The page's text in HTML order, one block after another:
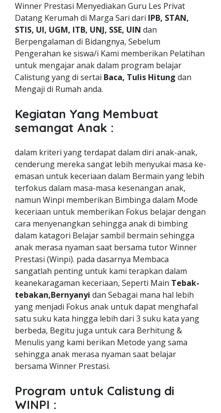
Winner Prestasi Menyediakan Guru Les Privat
Datang Kerumah di Marga Sari dari IPB, STAN,
STIS, UI, UGM, ITB, UNJ, SSE, UIN dan
Berpengalaman di Bidangnya, Sebelum
Pengerahan ke siswa/i Kami memberikan Pelatihan
untuk mengajar anak dalam program belajar
Calistung yang di sertai Baca, Tulis Hitung dan
Mengaji di Rumah anda.
Kegiatan Yang Membuat
semangat Anak :
dalam kriteri yang terdapat dalam diri anak-anak,
cenderung mereka sangat lebih menyukai masa ke-
emasan untuk keceriaan dalam Bermain yang lebih
terfokus dalam masa-masa kesenangan anak,
namun Winpi memberikan Bimbinga dalam Mode
keceriaan untuk memberikan Fokus belajar dengan
cara menyenangkan sehingga anak di bimbing
dalam katagori Belajar sambil bermain sehingga
anak merasa nyaman saat bersama tutor Winner
Prestasi (Winpi). pada dasarnya Membaca
sangatlah penting untuk kami terapkan dalam
keanekaragaman keceriaan, Seperti Main Tebak-
tebakan,Bernyanyi dan Sebagai mana hal lebih
yang menjadi Fokus anak untuk dapat menghafal
satu suku kata hingga lebih dari 3 suku kata yang
berbeda, Begitu juga untuk cara Berhitung &
Menulis yang kami berikan Metode yang sama
sehingga anak merasa nyaman saat belajar
bersama Winner Prestasi.
Program untuk Calistung di
WINPI :